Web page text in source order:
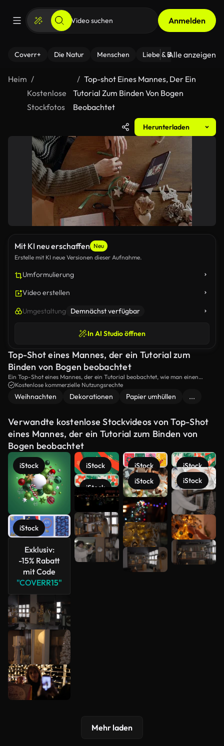
Anmelden
Coverr+ Die Natur Menschen Liebe & Beziehungen
Alle anzeigen
Heim
Kostenlose
Stockfotos
Top-shot Eines Mannes, Der Ein
Tutorial Zum Binden Von Bogen
Beobachtet
Herunterladen
Mit KI neu erschaffen Neu
Erstelle mit KI neue Versionen dieser Aufnahme.
Umformulierung
Video erstellen
Umgestaltung Demnächst verfügbar
In AI Studio öffnen
Top-Shot eines Mannes, der ein Tutorial zum
Binden von Bogen beobachtet
Ein Top-Shot eines Mannes, der ein Tutorial beobachtet, wie man einen
Bogen macht und den Prozess wiederholt.
Kostenlose kommerzielle Nutzungsrechte
Weihnachten Dekorationen Papier umhüllen ...
Verwandte kostenlose Stockvideos von Top-Shot
eines Mannes, der ein Tutorial zum Binden von
Bogen beobachtet
iStock
iStock
Exklusiv:
-15% Rabatt
mit Code
"COVERR15"
iStock
iStock
iStock
iStock
iStock
iStock
Mehr
anzeigen
Mehr laden